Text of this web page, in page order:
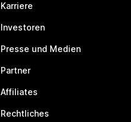
Karriere
Investoren
Presse und Medien
Partner
Affiliates
Rechtliches